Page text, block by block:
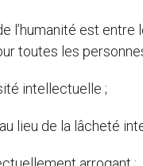
l’humanité est
toutes les
intellectuelle ;
lieu de la lâcheté